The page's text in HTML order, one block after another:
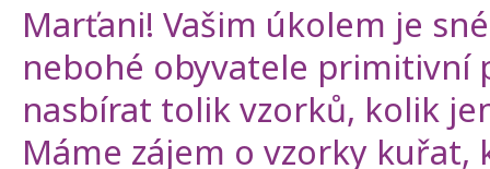
Marťani! Vašim úkolem je
nebohé obyvatele primitivní
nasbírat tolik vzorků, kolik
Máme zájem o vzorky kuřat,